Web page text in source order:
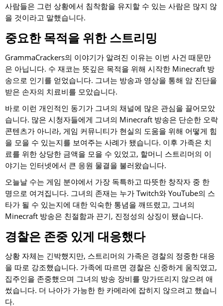
사람들은 그런 상황에서 침착함을 유지할 수 있는 사람은 많지 않
을 것이라고 말했습니다.
중요한 목적을 위한 스트리밍
GrammaCrackers의 이야기가 알려진 이유는 이번 사건 때문만
은 아닙니다. 수 재코는 뜻깊은 목적을 위해 시작한 Minecraft 방
송으로 인기를 얻었습니다. 그녀는 방송과 영상을 통해 암 진단을
받은 손자의 치료비를 모았습니다.
바로 이런 개인적인 동기가 그녀의 채널에 많은 관심을 끌어모았
습니다. 많은 시청자들에게 그녀의 Minecraft 방송은 단순한 오락
콘텐츠가 아니라, 게임 커뮤니티가 현실의 도움을 위해 어떻게 힘
을 모을 수 있는지를 보여주는 사례가 됐습니다. 이후 가족은 치
료를 위한 상당한 금액을 모을 수 있었고, 할머니 스트리머의 이
야기는 인터넷에서 큰 응원 물결을 불러왔습니다.
오늘날 수는 게임 분야에서 가장 독특하고 따뜻한 창작자 중 한
명으로 여겨집니다. 그녀의 존재는 누가 Twitch와 YouTube의 스
타가 될 수 있는지에 대한 익숙한 통념을 깨뜨렸고, 그녀의
Minecraft 방송은 친절함과 끈기, 진정성의 상징이 됐습니다.
경찰은 존중 있게 대응했다
상황 자체는 긴박했지만, 스트리머의 가족은 경찰의 정중한 대응
을 따로 강조했습니다. 가족에 따르면 경찰은 신중하게 움직였고,
집주인을 존중했으며 그녀의 방송 장비를 망가뜨리지 않으려 애
썼습니다. 더 나아가 가능한 한 카메라에 잡히지 않으려고 했습니
다.